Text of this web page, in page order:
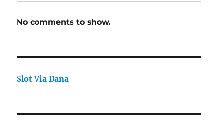
No comments to show.
Slot Via Dana